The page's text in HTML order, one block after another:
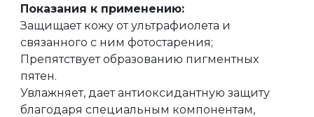
Показания к применению:
Защищает кожу от ультрафиолета и
связанного с ним фотостарения;
Препятствует образованию пигментных
пятен.
Увлажняет, дает антиоксидантную защиту
благодаря специальным компонентам,